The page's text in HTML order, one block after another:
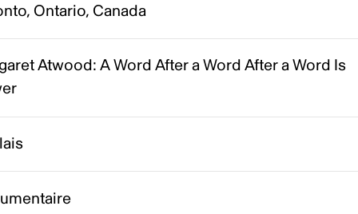
Ontario, Canada
Atwood: A Word After a Word After a Word Is